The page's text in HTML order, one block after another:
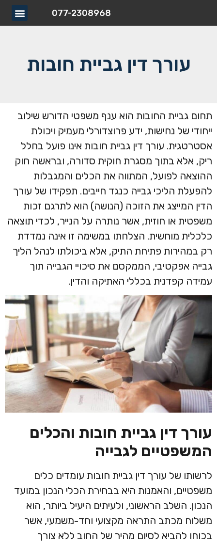
077-2308968
עורך דין גביית חובות
תחום גביית החובות הוא ענף משפטי הדורש שילוב
ייחודי של נחישות, ידע פרוצדורלי מעמיק ויכולת
אסטרטגית. עורך דין גביית חובות אינו פועל בחלל
ריק, אלא בתוך מסגרת חוקית סדורה, ובראשה חוק
ההוצאה לפועל, המתווה את הכלים והמגבלות
להפעלת הליכי גבייה כנגד חייבים. תפקידו של עורך
הדין המייצג את הזוכה (הנושה) הוא לתרגם זכות
משפטית או חוזית, אשר נותרה על הנייר, לכדי תוצאה
כלכלית מוחשית. הצלחתו במשימה זו אינה נמדדת
רק במהירות פתיחת התיק, אלא ביכולתו לנהל הליך
גבייה אפקטיבי, הממקסם את סיכויי הגבייה תוך
עמידה קפדנית בכללי האתיקה והדין.
עורך דין גביית חובות והכלים
המשפטיים לגבייה
לרשותו של עורך דין גביית חובות עומדים כלים
משפטיים, והאמנות היא בבחירת הכלי הנכון במועד
הנכון. השלב הראשוני, ולעיתים היעיל ביותר, הוא
משלוח מכתב התראה מקצועי וחד-משמעי, אשר
בכוחו להביא לסיום מהיר של החוב ללא צורך